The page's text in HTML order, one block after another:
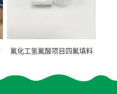
氟化工氢氟酸项目四氟填料
蚀